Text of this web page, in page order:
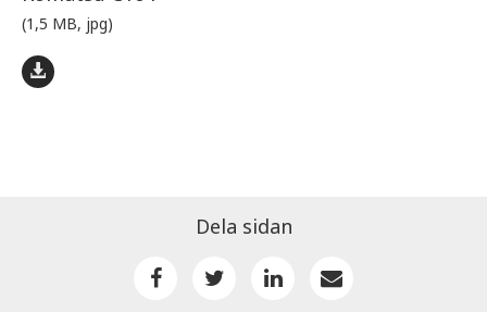
(1,5 MB, jpg)
Dela sidan